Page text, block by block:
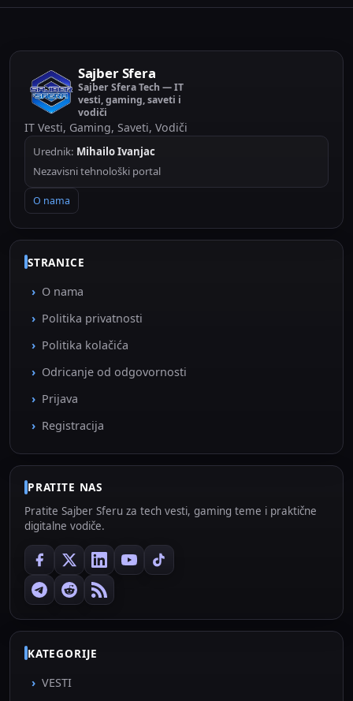
Sajber Sfera
Sajber Sfera Tech — IT
vesti, gaming, saveti i
vodiči
IT Vesti, Gaming, Saveti, Vodiči
Urednik: Mihailo Ivanjac
Nezavisni tehnološki portal
O nama
STRANICE
O nama
Politika privatnosti
Politika kolačića
Odricanje od odgovornosti
Prijava
Registracija
PRATITE NAS
Pratite Sajber Sferu za tech vesti, gaming teme i praktične
digitalne vodiče.
KATEGORIJE
VESTI